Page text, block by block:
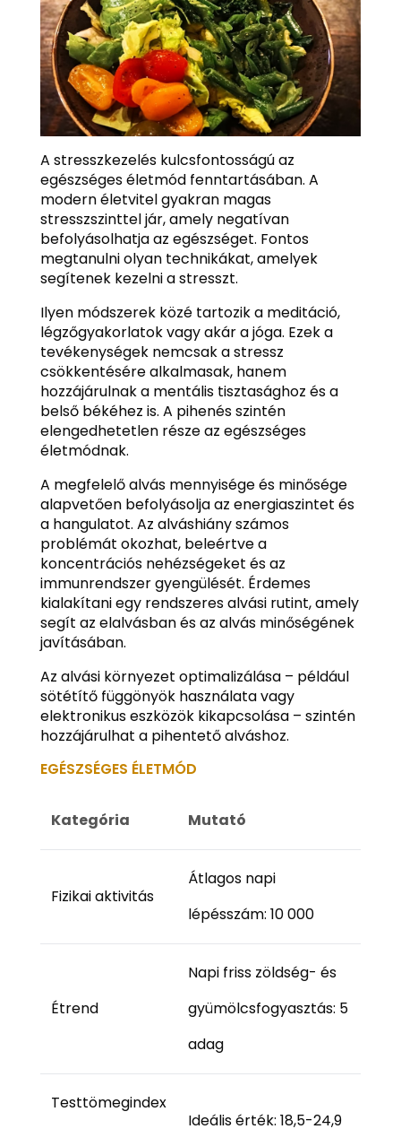
A stresszkezelés kulcsfontosságú az
egészséges életmód fenntartásában. A
modern életvitel gyakran magas
stresszszinttel jár, amely negatívan
befolyásolhatja az egészséget. Fontos
megtanulni olyan technikákat, amelyek
segítenek kezelni a stresszt.
Ilyen módszerek közé tartozik a meditáció,
légzőgyakorlatok vagy akár a jóga. Ezek a
tevékenységek nemcsak a stressz
csökkentésére alkalmasak, hanem
hozzájárulnak a mentális tisztasághoz és a
belső békéhez is. A pihenés szintén
elengedhetetlen része az egészséges
életmódnak.
A megfelelő alvás mennyisége és minősége
alapvetően befolyásolja az energiaszintet és
a hangulatot. Az alváshiány számos
problémát okozhat, beleértve a
koncentrációs nehézségeket és az
immunrendszer gyengülését. Érdemes
kialakítani egy rendszeres alvási rutint, amely
segít az elalvásban és az alvás minőségének
javításában.
Az alvási környezet optimalizálása – például
sötétítő függönyök használata vagy
elektronikus eszközök kikapcsolása – szintén
hozzájárulhat a pihentető alváshoz.
EGÉSZSÉGES ÉLETMÓD
Kategória Mutató
Fizikai aktivitás
Átlagos napi
lépésszám: 10 000
Étrend
Napi friss zöldség- és
gyümölcsfogyasztás: 5
adag
Testtömegindex
Ideális érték: 18,5-24,9